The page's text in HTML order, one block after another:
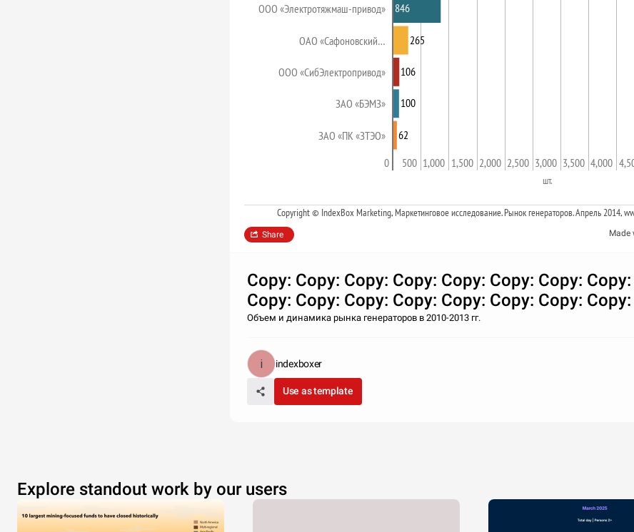
ООО «Электротяжмаш-привод»
ОАО «Сафоновский…
ООО «СибЭлектропривод»
ЗАО «БЭМЗ»
ЗАО «ПК «ЗТЭО»
0 500 1,000 1,500 2,000 2,500 3,000 3,500 4,000
846
265
106
100
62
шт.
Copyright © IndexBox Marketing, Маркетинговое исследование. Рынок генераторов. Апрель 2014,
Made
Share
Copy: Copy: Copy: Copy: Copy: Copy: Copy:
Copy: Copy: Copy: Copy: Copy: Copy: Copy: Copy:
Объем и динамика рынка генераторов в 2010-2013 гг.
indexboxer
Use as template
Explore standout work by our users